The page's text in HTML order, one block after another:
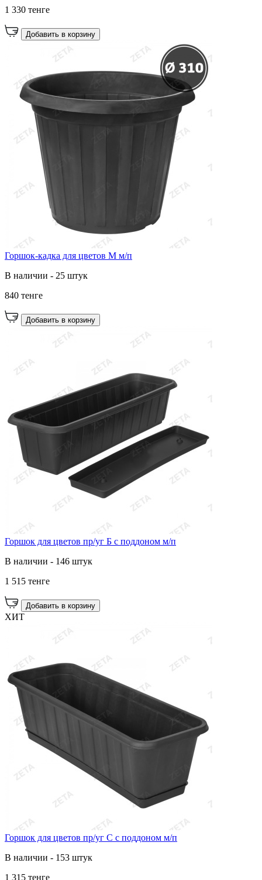
1 330 тенге
Добавить в корзину
Горшок-кадка для цветов М м/п
В наличии - 25 штук
840 тенге
Добавить в корзину
Горшок для цветов пр/уг Б с поддоном м/п
В наличии - 146 штук
1 515 тенге
Добавить в корзину
ХИТ
Горшок для цветов пр/уг С с поддоном м/п
В наличии - 153 штук
1 315 тенге